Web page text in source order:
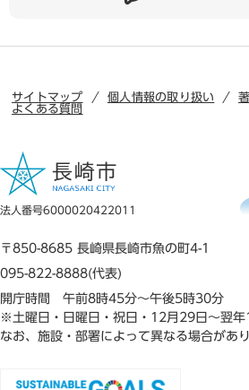
サイトマップ 個人情報の取り扱い
よくある質問
法人番号6000020422011
〒850-8685 長崎県長崎市魚の町4-1
095-822-8888(代表)
開庁時間 午前8時45分～午後5時30分
※土曜日・日曜日・祝日・12月29日～翌年
なお、施設・部署によって異なる場合があり